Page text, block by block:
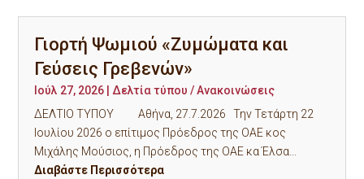
Γιορτή Ψωμιού «Ζυμώματα και
Γεύσεις Γρεβενών»
Ιούλ 27, 2026 |Δελτία τύπου / Ανακοινώσεις
ΔΕΛΤΙΟ ΤΥΠΟΥ Αθήνα, 27.7.2026 Την Τετάρτη 22
Ιουλίου 2026 ο επίτιμος Πρόεδρος της ΟΑΕ κος
Μιχάλης Μούσιος, η Πρόεδρος της ΟΑΕ κα Έλσα...
Διαβάστε Περισσότερα